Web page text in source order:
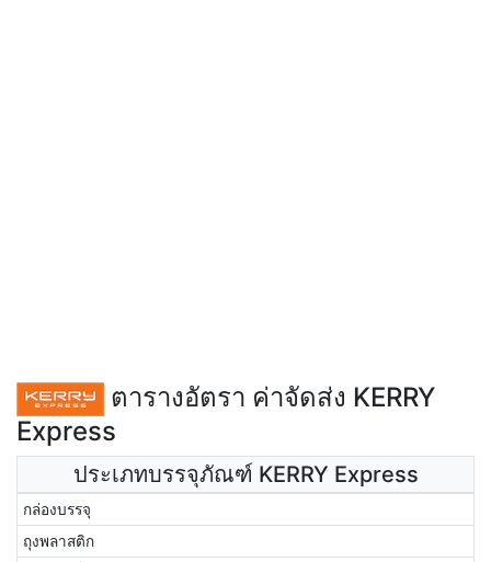
ตารางอัตรา ค่าจัดส่ง KERRY
Express
ประเภทบรรจุภัณฑ์ KERRY Express
กล่องบรรจุ
ถุงพลาสติก